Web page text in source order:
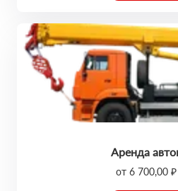
Аренда
от 6 700,00